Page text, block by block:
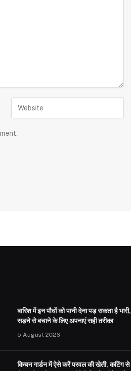
बारिश में इन पौधों को पानी देना पड़ सकता है भारी,
सड़ने से बचाने के लिए अपनाएं सही तरीका
5 August 2026
किचन गार्डन में ऐसे करें परवल की खेती, कटिंग से